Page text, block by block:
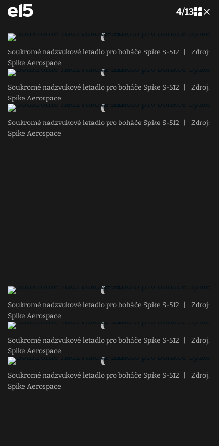
4/13
Soukromé nadzvukové letadlo pro boháče Spike S-512
Zdroj:
Spike Aerospace
Soukromé nadzvukové letadlo pro boháče Spike S-512
Zdroj:
Spike Aerospace
Soukromé nadzvukové letadlo pro boháče Spike S-512
Zdroj:
Spike Aerospace
Soukromé nadzvukové letadlo pro boháče Spike S-512
Zdroj:
Spike Aerospace
Soukromé nadzvukové letadlo pro boháče Spike S-512
Zdroj:
Spike Aerospace
Soukromé nadzvukové letadlo pro boháče Spike S-512
Zdroj:
Spike Aerospace